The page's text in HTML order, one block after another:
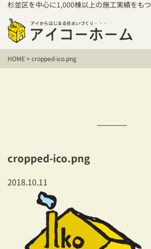
杉並区を中心に1,000棟以上の施工実績をも
HOME
アイコーホームの家づ
住宅シリーズ
建て替えをお考えの方
耐震対策も安心の家づ
HOME>cropped-ico.png
cropped-ico.png
2018.10.11